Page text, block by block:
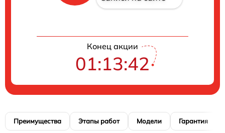
Конец акции
01:13:41
Преимущества Этапы работ Модели Гарантия